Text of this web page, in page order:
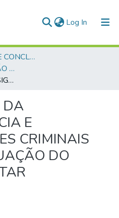
Log In (current)
TRABALHOS DE CONCLUSÃO DE CURSO - CFP (CURSO DE FORMAÇÃO DE PRAÇAS)
CURSO DE FORMAÇÃO DE PRAÇAS - CFP - 2018
DO PRINCÍPIO DA INSIGNIFICÂNCIA E ANTECEDENTES CRIMINAIS FRENTE À ATUAÇÃO DO POLICIAL MILITAR
DA
E
CRIMINAIS
DO